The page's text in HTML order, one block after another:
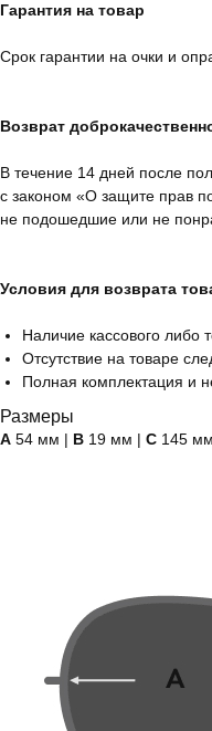
Гарантия на товар
Срок гарантии на очки и
Возврат
В течение 14 дней после
с законом «О защите прав
не подошедшие или не
Условия для возврата
Наличие кассового либо
Отсутствие на товаре
Полная комплектация и
Размеры
А 54 мм | B 19 мм | C 145 мм